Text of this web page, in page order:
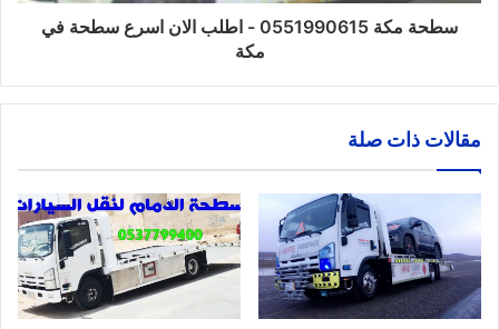
سطحة مكة 0551990615 - اطلب الان اسرع سطحة في
مكة
مقالات ذات صلة